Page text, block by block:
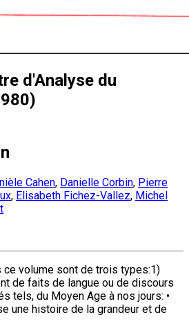
d'Analyse du
Cahen, Danielle Corbin, Pierre
, Elisabeth Fichez-Vallez, Michel
volume sont de trois types:1)
de faits de langue ou de discours
tels, du Moyen Age à nos jours: •
une histoire de la grandeur et de